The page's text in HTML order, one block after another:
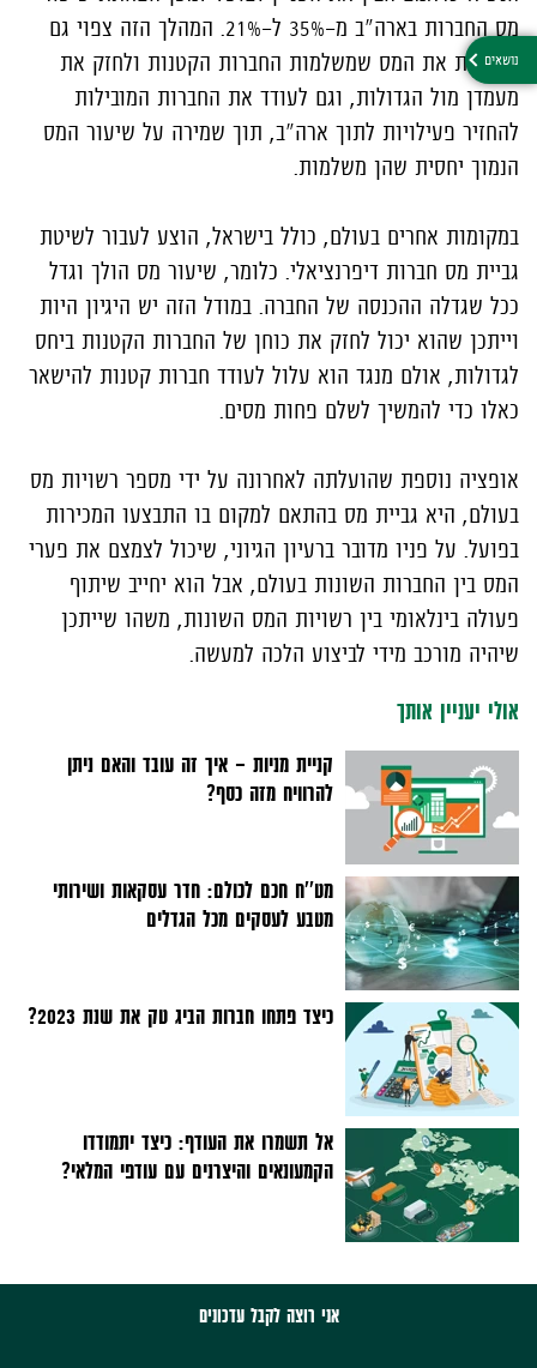
מס החברות בארה"ב מ-35% ל-21%. המהלך הזה צפוי גם
להפחית את המס שמשלמות החברות הקטנות ולחזק את
מעמדן מול הגדולות, וגם לעודד את החברות המובילות
להחזיר פעילויות לתוך ארה"ב, תוך שמירה על שיעור המס
הנמוך יחסית שהן משלמות.
במקומות אחרים בעולם, כולל בישראל, הוצע לעבור לשיטת
גביית מס חברות דיפרנציאלי. כלומר, שיעור מס הולך וגדל
ככל שגדלה ההכנסה של החברה. במודל הזה יש היגיון היות
וייתכן שהוא יכול לחזק את כוחן של החברות הקטנות ביחס
לגדולות, אולם מנגד הוא עלול לעודד חברות קטנות להישאר
כאלו כדי להמשיך לשלם פחות מסים.
אופציה נוספת שהועלתה לאחרונה על ידי מספר רשויות מס
בעולם, היא גביית מס בהתאם למקום בו התבצעו המכירות
בפועל. על פניו מדובר ברעיון הגיוני, שיכול לצמצם את פערי
המס בין החברות השונות בעולם, אבל הוא יחייב שיתוף
פעולה בינלאומי בין רשויות המס השונות, משהו שייתכן
שיהיה מורכב מידי לביצוע הלכה למעשה.
אולי יעניין אותך
קניית מניות - איך זה עובד והאם ניתן
להרוויח מזה כסף?
מט''ח חכם לכולם: חדר עסקאות ושירותי
מטבע לעסקים מכל הגדלים
כיצד פתחו חברות הביג טק את שנת 2023?
אל תשמרו את העודף: כיצד יתמודדו
הקמעונאים והיצרנים עם עודפי המלאי?
אני רוצה לקבל עדכונים